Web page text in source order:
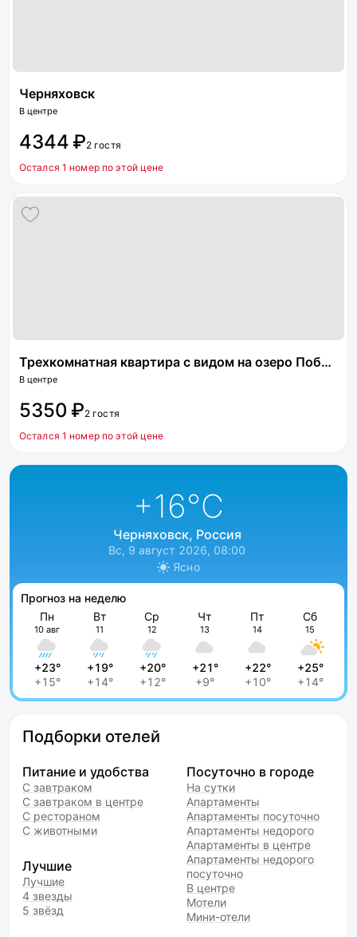
Черняховск
В центре
4344 ₽2 гостя
Остался 1 номер по этой цене
Трехкомнатная квартира с видом на озеро Победы 1а
В центре
5350 ₽2 гостя
Остался 1 номер по этой цене
+16°C
Черняховск, Россия
Вс, 9 август 2026, 08:00
Ясно
Прогноз на неделю
Пн
10 авг
+23°
+15°
Вт
11
+19°
+14°
Ср
12
+20°
+12°
Чт
13
+21°
+9°
Пт
14
+22°
+10°
Сб
15
+25°
+14°
Подборки отелей
Питание и удобства
С завтраком
С завтраком в центре
С рестораном
С животными
Лучшие
Лучшие
4 звезды
5 звёзд
Посуточно в городе
На сутки
Апартаменты
Апартаменты посуточно
Апартаменты недорого
Апартаменты в центре
Апартаменты недорого
посуточно
В центре
Мотели
Мини-отели